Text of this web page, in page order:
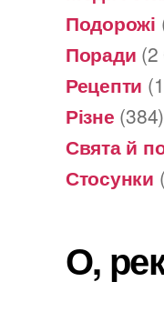
Подорожі
Поради (2
Рецепти
Різне (384)
Свята й
Стосунки
О,